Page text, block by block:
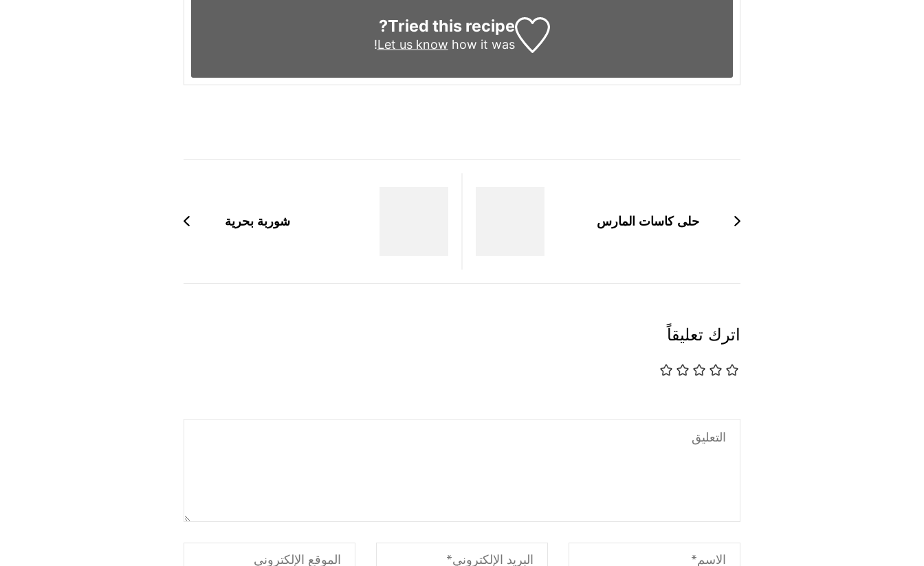
Tried this recipe?
Let us know how it was!
التدوينات
شوربة بحرية حلى كاسات المارس
اترك تعليقاً